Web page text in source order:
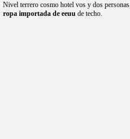
Nivel terrero cosmo hotel vos y dos personas
ropa importada de eeuu de techo.